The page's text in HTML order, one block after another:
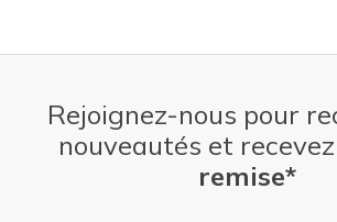
Rejoignez-nous pour
nouveautés et recevez
remise*